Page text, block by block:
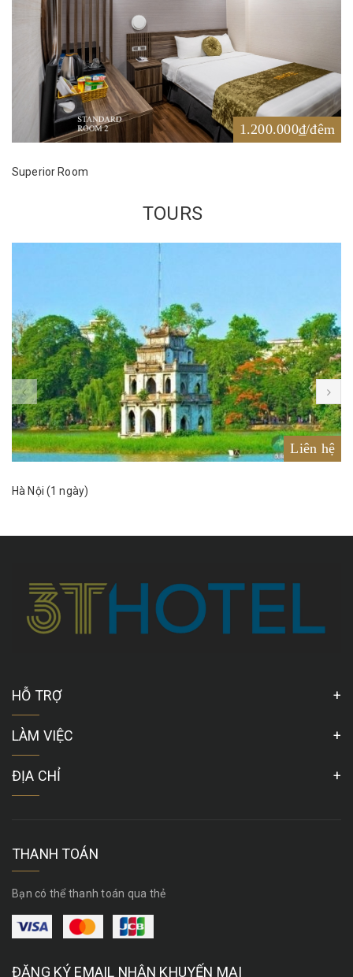
1.200.000₫/đêm
Superior Room
TOURS
Liên hệ
Hà Nội (1 ngày)
HỖ TRỢ
LÀM VIỆC
ĐỊA CHỈ
THANH TOÁN
Bạn có thể thanh toán qua thẻ
ĐĂNG KÝ EMAIL NHẬN KHUYẾN MẠI